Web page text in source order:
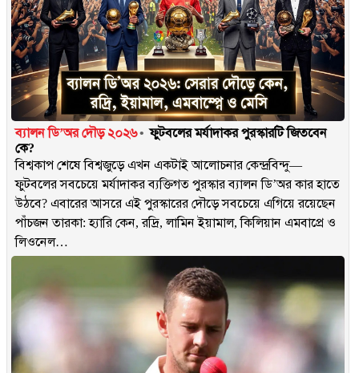
ব্যালন ডি’অর দৌড় ২০২৬
ফুটবলের মর্যাদাকর পুরস্কারটি জিতবেন
কে?
বিশ্বকাপ শেষে বিশ্বজুড়ে এখন একটাই আলোচনার কেন্দ্রবিন্দু—
ফুটবলের সবচেয়ে মর্যাদাকর ব্যক্তিগত পুরস্কার ব্যালন ডি’অর কার হাতে
উঠবে? এবারের আসরে এই পুরস্কারের দৌড়ে সবচেয়ে এগিয়ে রয়েছেন
পাঁচজন তারকা: হ্যারি কেন, রদ্রি, লামিন ইয়ামাল, কিলিয়ান এমবাপ্রে ও
লিওনেল…